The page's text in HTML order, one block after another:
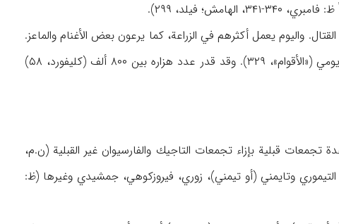
واليوم يعمل أكثرهم في الزراعة، كما يرعون بعض الأغنام والماعز.
كما أن كثيراً من أبناء هزاره هاجروا إلى المدن وهم يمارسون العمل في البناء والأعمال بأجر يومي («الأقوام»، ۳۲۹). وقد قدر عدد هزاره بين ۸۰۰ ألف (كليفورد، ۵۸)
قبلية بإزاء تجمعات التاجيك والفارسيوان غير القبلية (ن.م،
التيموري وتايمني (أو تيمني)، زوري، فيروزكوهي، جمشيدي وغيرها (ظ: